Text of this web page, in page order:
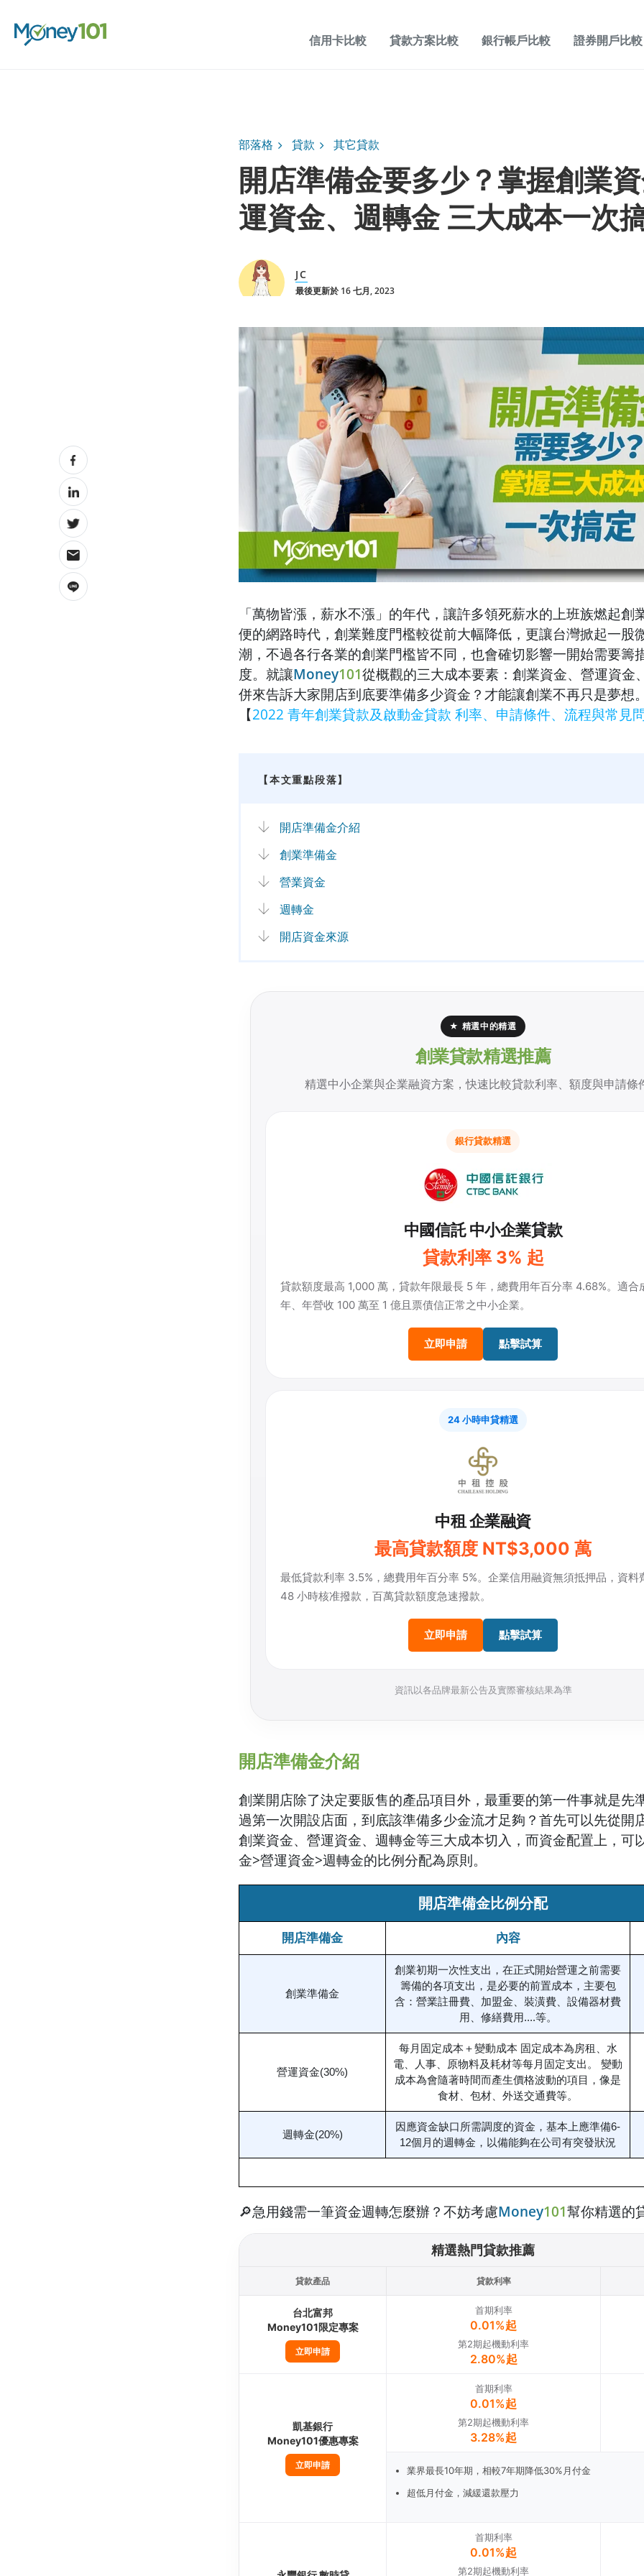
信用卡比較 貸款方案比較 銀行帳戶比較 證券開戶比較
部落格 貸款 其它貸款
開店準備金要多少？掌握創業
運資金、週轉金 三大成本一次
JC
最後更新於 16 七月, 2023
「萬物皆漲，薪水不漲」的年代，讓許多領死薪水的上班族燃起創
便的網路時代，創業難度門檻較從前大幅降低，更讓台灣掀起一股
潮，不過各行各業的創業門檻皆不同，也會確切影響一開始需要籌
度。就讓Money101從概觀的三大成本要素：創業資金、營運資金
併來告訴大家開店到底要準備多少資金？才能讓創業不再只是夢想
【2022 青年創業貸款及啟動金貸款 利率、申請條件、流程與常見
【本文重點段落】
開店準備金介紹
創業準備金
營業資金
週轉金
開店資金來源
★ 精選中的精選
創業貸款精選推薦
精選中小企業與企業融資方案，快速比較貸款利率、額度與申請條
銀行貸款精選
中國信託 中小企業貸款
貸款利率 3% 起
貸款額度最高 1,000 萬，貸款年限最長 5 年，總費用年百分率 4.68%。適合
年、年營收 100 萬至 1 億且票債信正常之中小企業。
立即申請 點擊試算
24 小時申貸精選
中租 企業融資
最高貸款額度 NT$3,000 萬
最低貸款利率 3.5%，總費用年百分率 5%。企業信用融資無須抵押品，資料
48 小時核准撥款，百萬貸款額度急速撥款。
立即申請 點擊試算
資訊以各品牌最新公告及實際審核結果為準
開店準備金介紹
創業開店除了決定要販售的產品項目外，最重要的第一件事就是先
過第一次開設店面，到底該準備多少金流才足夠？首先可以先從開
創業資金、營運資金、週轉金等三大成本切入，而資金配置上，可
金>營運資金>週轉金的比例分配為原則。
開店準備金比例分配
開店準備金 內容
創業準備金
創業初期一次性支出，在正式開始營運之前需要
籌備的各項支出，是必要的前置成本，主要包
含：營業註冊費、加盟金、裝潢費、設備器材費
用、修繕費用....等。
營運資金(30%)
每月固定成本＋變動成本 固定成本為房租、水
電、人事、原物料及耗材等每月固定支出。 變動
成本為會隨著時間而產生價格波動的項目，像是
食材、包材、外送交通費等。
週轉金(20%)
因應資金缺口所需調度的資金，基本上應準備6-
12個月的週轉金，以備能夠在公司有突發狀況
🔎急用錢需一筆資金週轉怎麼辦？不妨考慮Money101幫你精選的
精選熱門貸款推薦
貸款產品 貸款利率
台北富邦
Money101限定專案
立即申請
首期利率
0.01%起
第2期起機動利率
2.80%起
凱基銀行
Money101優惠專案
立即申請
首期利率
0.01%起
第2期起機動利率
3.28%起
業界最長10年期，相較7年期降低30%月付金
超低月付金，減緩還款壓力
首期利率
0.01%起
第2期起機動利率